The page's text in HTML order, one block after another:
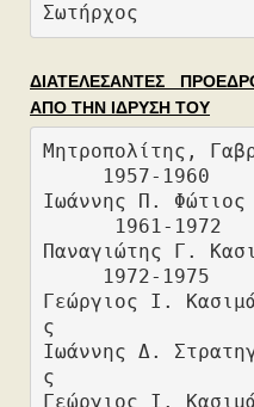
ΔΙΑΤΕΛΕΣΑΝΤΕΣ
ΑΠΟ ΤΗΝ ΙΔΡΥΣΗ ΤΟΥ
Μητροπολίτης,
1957-1960
Ιωάννης
1961-1972
Παναγιώτης
1972-1975
Γεώργιος Ι.
ς
Ιωάννης Δ.
ς
Γεώργιος Ι.